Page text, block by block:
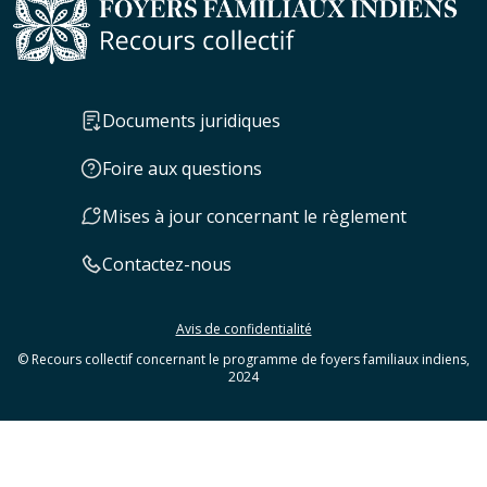
Documents juridiques
Foire aux questions
Mises à jour concernant le règlement
Contactez-nous
Avis de confidentialité
© Recours collectif concernant le programme de foyers familiaux indiens,
2024